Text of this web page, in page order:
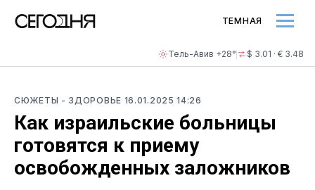
Тель-Авив +28° $ 3.01 · € 3.48
ТЕМНАЯ
СЮЖЕТЫ - ЗДОРОВЬЕ 16.01.2025 14:26
Как израильские больницы
готовятся к приему
освобожденных заложников